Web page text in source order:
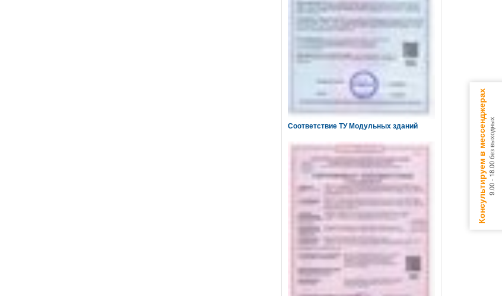
Консультируем в мессенджерах9.00 - 18.00 без выходных
Соответствие ТУ Модульных зданий